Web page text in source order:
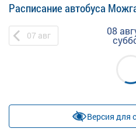
Расписание автобуса
07 авг 08
Версия для